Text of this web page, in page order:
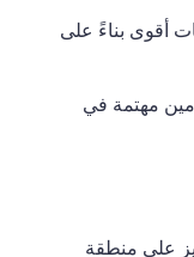
أقوى بناءً على
مهتمة في
على منطقة